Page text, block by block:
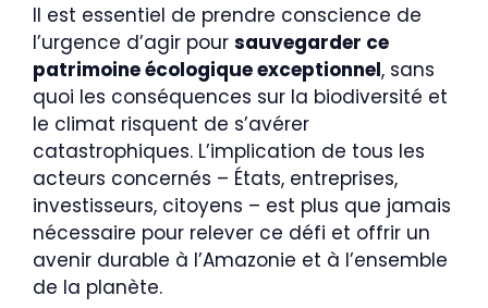
Il est essentiel de prendre conscience de
l’urgence d’agir pour sauvegarder ce
patrimoine écologique exceptionnel, sans
quoi les conséquences sur la biodiversité et
le climat risquent de s’avérer
catastrophiques. L’implication de tous les
acteurs concernés – États, entreprises,
investisseurs, citoyens – est plus que jamais
nécessaire pour relever ce défi et offrir un
avenir durable à l’Amazonie et à l’ensemble
de la planète.